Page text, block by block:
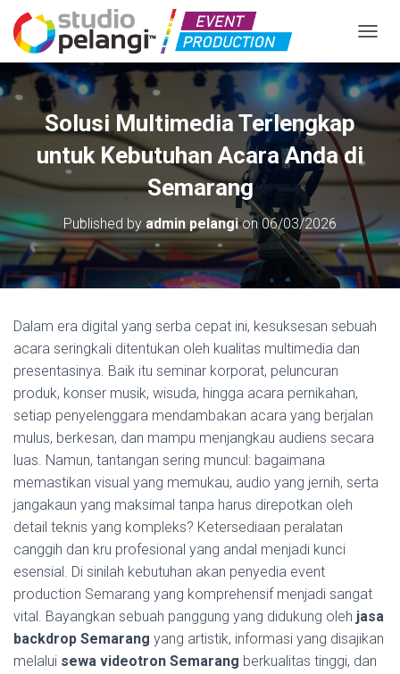
Solusi Multimedia Terlengkap
untuk Kebutuhan Acara Anda di
Semarang
Published by admin pelangion06/03/2026
Dalam era digital yang serba cepat ini, kesuksesan sebuah
acara seringkali ditentukan oleh kualitas multimedia dan
presentasinya. Baik itu seminar korporat, peluncuran
produk, konser musik, wisuda, hingga acara pernikahan,
setiap penyelenggara mendambakan acara yang berjalan
mulus, berkesan, dan mampu menjangkau audiens secara
luas. Namun, tantangan sering muncul: bagaimana
memastikan visual yang memukau, audio yang jernih, serta
jangakaun yang maksimal tanpa harus direpotkan oleh
detail teknis yang kompleks? Ketersediaan peralatan
canggih dan kru profesional yang andal menjadi kunci
esensial. Di sinilah kebutuhan akan penyedia event
production Semarang yang komprehensif menjadi sangat
vital. Bayangkan sebuah panggung yang didukung oleh jasa
backdrop Semarang yang artistik, informasi yang disajikan
melalui sewa videotron Semarang berkualitas tinggi, dan